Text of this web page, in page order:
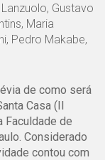
Gustavo
Maria
Pedro Makabe,
de como será
Casa (II
Faculdade de
Considerado
contou com